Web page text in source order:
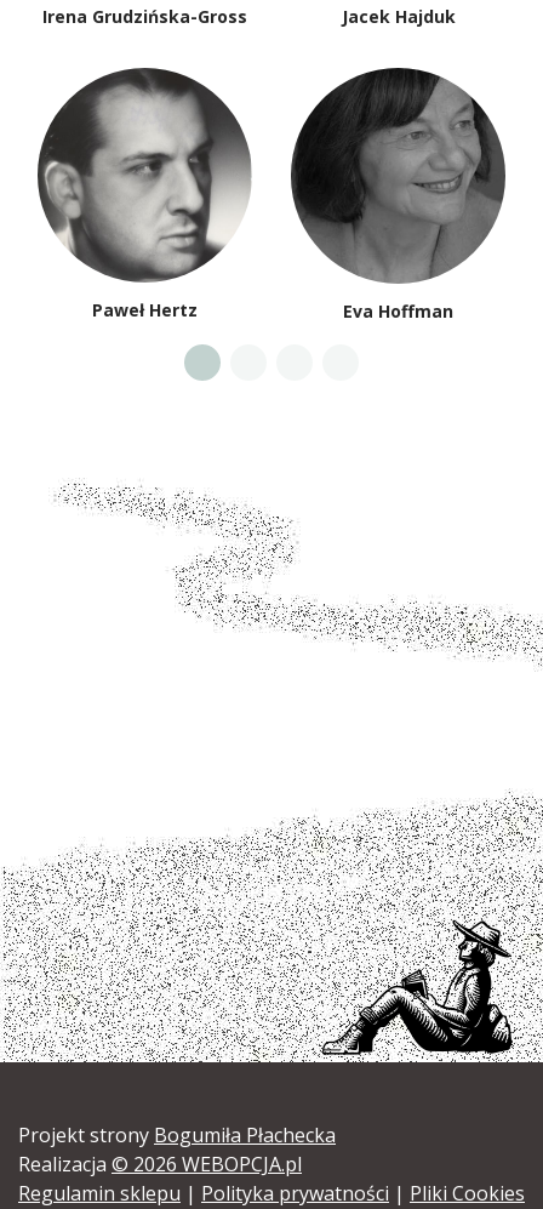
Irena Grudzińska-Gross Jacek Hajduk
Paweł Hertz Eva Hoffman
Projekt strony Bogumiła Płachecka
Realizacja © 2026 WEBOPCJA.pl
Regulamin sklepu | Polityka prywatności | Pliki Cookies